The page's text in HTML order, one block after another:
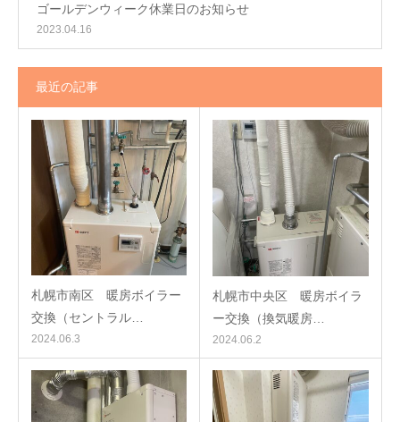
ゴールデンウィーク休業日のお知らせ
2023.04.16
最近の記事
札幌市南区 暖房ボイラー
交換（セントラル…
2024.06.3
札幌市中央区 暖房ボイラ
ー交換（換気暖房…
2024.06.2